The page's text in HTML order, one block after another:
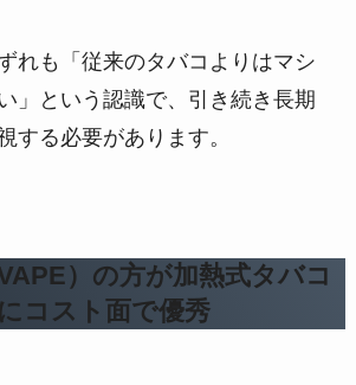
れも「従来のタバコよりはマシ
」という認識で、引き続き長期
する必要があります。
）の方が加熱式タバコ
コスト面で優秀